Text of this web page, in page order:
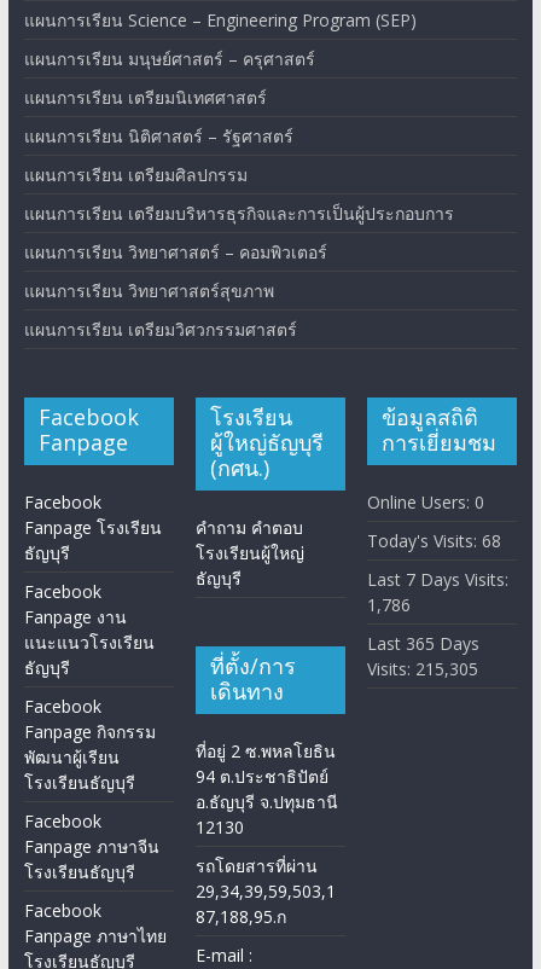
แผนการเรียน Science – Engineering Program (SEP)
แผนการเรียน มนุษย์ศาสตร์ – ครุศาสตร์
แผนการเรียน เตรียมนิเทศศาสตร์
แผนการเรียน นิติศาสตร์ – รัฐศาสตร์
แผนการเรียน เตรียมศิลปกรรม
แผนการเรียน เตรียมบริหารธุรกิจและการเป็นผู้ประกอบการ
แผนการเรียน วิทยาศาสตร์ – คอมพิวเตอร์
แผนการเรียน วิทยาศาสตร์สุขภาพ
แผนการเรียน เตรียมวิศวกรรมศาสตร์
Facebook
Fanpage
Facebook
Fanpage โรงเรียน
ธัญบุรี
Facebook
Fanpage งาน
แนะแนวโรงเรียน
ธัญบุรี
Facebook
Fanpage กิจกรรม
พัฒนาผู้เรียน
โรงเรียนธัญบุรี
Facebook
Fanpage ภาษาจีน
โรงเรียนธัญบุรี
Facebook
Fanpage ภาษาไทย
โรงเรียนธัญบุรี
โรงเรียน
ผู้ใหญ่ธัญบุรี
(กศน.)
คำถาม คำตอบ
โรงเรียนผู้ใหญ่
ธัญบุรี
ที่ตั้ง/การ
เดินทาง
ที่อยู่ 2 ซ.พหลโยธิน
94 ต.ประชาธิปัตย์
อ.ธัญบุรี จ.ปทุมธานี
12130
รถโดยสารที่ผ่าน
29,34,39,59,503,1
87,188,95.ก
E-mail :
ข้อมูลสถิติ
การเยี่ยมชม
Online Users: 0
Today's Visits: 68
Last 7 Days Visits:
1,786
Last 365 Days
Visits: 215,305